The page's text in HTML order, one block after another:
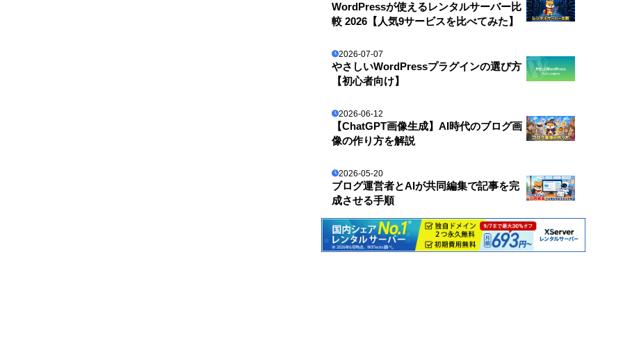
WordPressが使えるレンタルサーバー比
較 2026【人気9サービスを比べてみた】
2026-07-07
やさしいWordPressプラグインの選び方
【初心者向け】
2026-06-12
【ChatGPT画像生成】AI時代のブログ画
像の作り方を解説
2026-05-20
ブログ運営者とAIが共同編集で記事を完
成させる手順